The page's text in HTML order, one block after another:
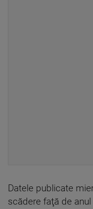
Datele publicate
scădere faţă de